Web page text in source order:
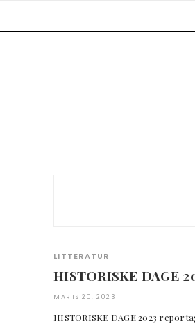
LITTERATUR
HISTORISKE DAGE
MARTS 20, 2023
HISTORISKE DAGE 2023